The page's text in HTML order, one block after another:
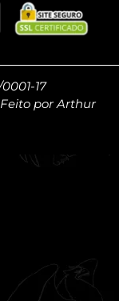
17
Feito por Arthur